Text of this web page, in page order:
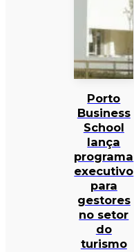
Porto
Business
School
lança
programa
executivo
para
gestores
no setor
do
turismo